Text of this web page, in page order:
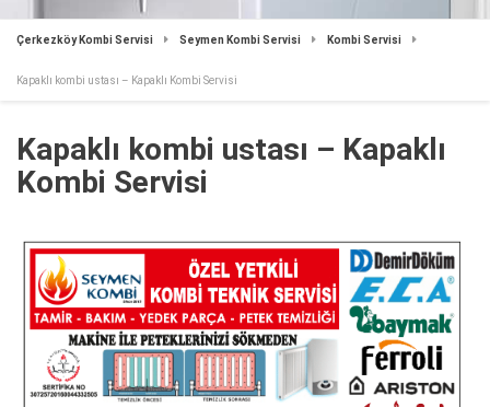
Çerkezköy Kombi Servisi Seymen Kombi Servisi Kombi Servisi
Kapaklı kombi ustası – Kapaklı Kombi Servisi
Kapaklı kombi ustası – Kapaklı
Kombi Servisi